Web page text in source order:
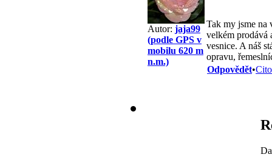
Autor: jaja99
(podle GPS v
mobilu 620 m
n.m.)
Tak my jsme na
velkém prodává
vesnice. A náš
opravu,
Odpovědět•